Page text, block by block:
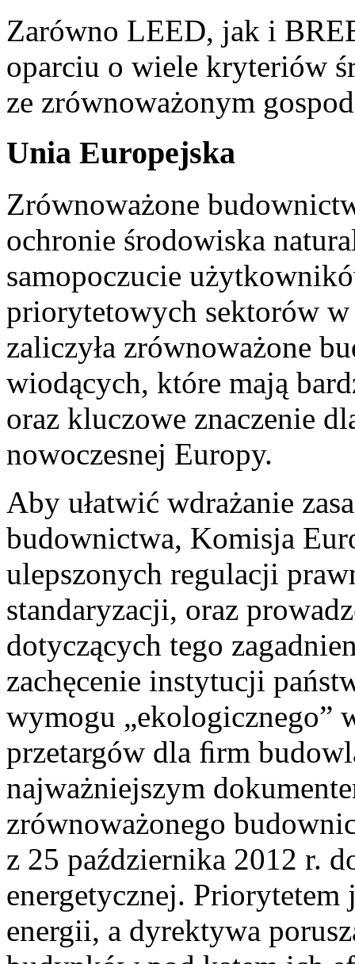
Zarówno LEED, jak i
oparciu o wiele kryteriów
ze zrównoważonym
Unia Europejska
Zrównoważone
ochronie środowiska
samopoczucie
priorytetowych sektorów
zaliczyła zrównoważone
wiodących, które mają
oraz kluczowe znaczenie
nowoczesnej Europy.
Aby ułatwić wdrażanie
budownictwa, Komisja
ulepszonych regulacji
standaryzacji, oraz
dotyczących tego
zachęcenie instytucji
wymogu „ekologicznego”
przetargów dla ﬁrm
najważniejszym
zrównoważonego
z 25 października 2012 r.
energetycznej.
energii, a dyrektywa